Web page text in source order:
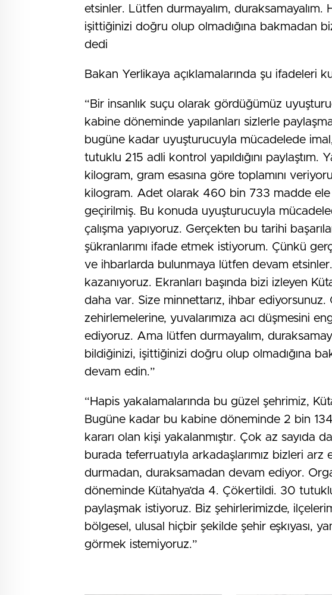
etsinler. Lütfen durmayalım,
işittiğinizi doğru olup olmadığına bakmadan
dedi
Bakan Yerlikaya açıklamalarında şu ifadeleri
“Bir insanlık suçu olarak gördüğümüz
kabine döneminde yapılanları sizlerle
bugüne kadar uyuşturucuyla mücadelede
tutuklu 215 adli kontrol yapıldığını paylaştım.
kilogram, gram esasına göre toplamını
kilogram. Adet olarak 460 bin 733 madde
geçirilmiş. Bu konuda uyuşturucuyla
çalışma yapıyoruz. Gerçekten bu tarihi
şükranlarımı ifade etmek istiyorum. Çünkü
ve ihbarlarda bulunmaya lütfen devam
kazanıyoruz. Ekranları başında bizi izleyen
daha var. Size minnettarız, ihbar ediyorsunuz.
zehirlemelerine, yuvalarımıza acı düşmesini
ediyoruz. Ama lütfen durmayalım,
bildiğinizi, işittiğinizi doğru olup olmadığına
devam edin.”
“Hapis yakalamalarında bu güzel şehrimiz,
Bugüne kadar bu kabine döneminde 2 bin
kararı olan kişi yakalanmıştır. Çok az sayıda
burada teferruatıyla arkadaşlarımız bizleri arz
durmadan, duraksamadan devam ediyor.
döneminde Kütahya’da 4. Çökertildi. 30
paylaşmak istiyoruz. Biz şehirlerimizde,
bölgesel, ulusal hiçbir şekilde şehir eşkıyası,
görmek istemiyoruz.”